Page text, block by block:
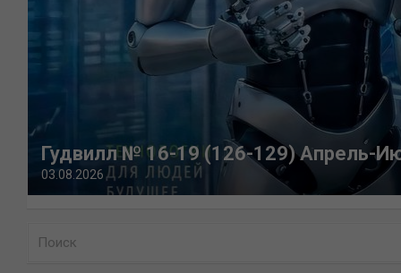
Гудвилл № 16-19 (126-129) Апрель-
03.08.2026